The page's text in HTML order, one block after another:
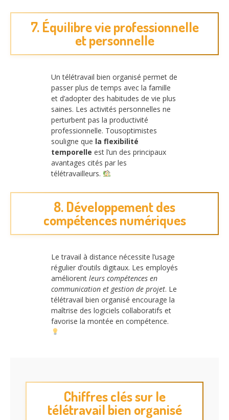
7. Équilibre vie professionnelle
et personnelle
Un télétravail bien organisé permet de
passer plus de temps avec la famille
et d’adopter des habitudes de vie plus
saines. Les activités personnelles ne
perturbent pas la productivité
professionnelle. Tousoptimistes
souligne que la flexibilité
temporelle est l’un des principaux
avantages cités par les
télétravailleurs.
8. Développement des
compétences numériques
Le travail à distance nécessite l’usage
régulier d’outils digitaux. Les employés
améliorent leurs compétences en
communication et gestion de projet. Le
télétravail bien organisé encourage la
maîtrise des logiciels collaboratifs et
favorise la montée en compétence.
Chiffres clés sur le
télétravail bien organisé